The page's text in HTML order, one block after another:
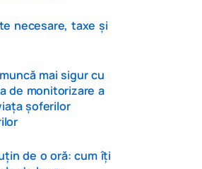
necesare, taxe și
mai sigur cu
de monitorizare a
șoferilor
de o oră: cum îți